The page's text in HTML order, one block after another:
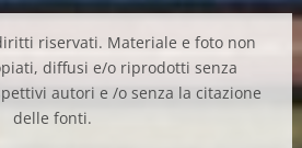
riservati. Materiale e foto non
diffusi e/o riprodotti senza
autori e /o senza la citazione
delle fonti.